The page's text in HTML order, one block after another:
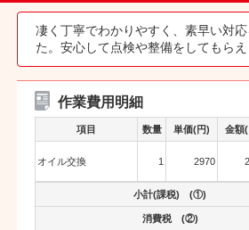
凄く丁寧でわかりやすく、素早い対
た。安心して点検や整備をしてもらえ
作業費用明細
項目 数量 単価(円) 金額
オイル交換 1 2970
小計(課税) (①)
消費税 (②)